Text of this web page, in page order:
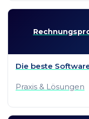
Die beste
Praxis & Lösungen